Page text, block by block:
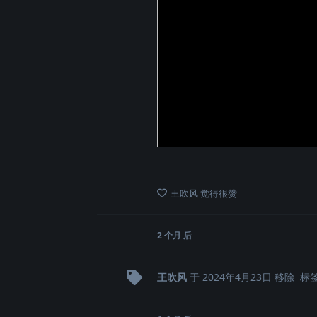
王吹风觉得很赞
2 个月 后
王吹风 于 2024年4月23日 移除 标